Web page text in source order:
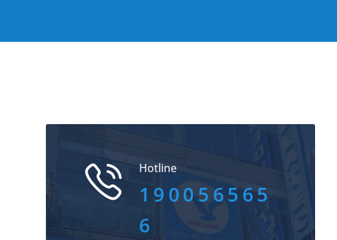
Hotline
190056565
6